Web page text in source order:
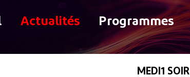
Programmes
Actualités
MEDI1 SOIR